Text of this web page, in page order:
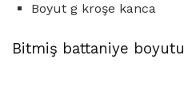
Boyut g kroşe kanca
Bitmiş battaniye boyutu